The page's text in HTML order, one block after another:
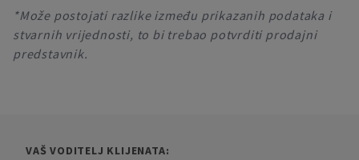
*Može postojati razlike između prikazanih podataka i
stvarnih vrijednosti, to bi trebao potvrditi prodajni
predstavnik.
VAŠ VODITELJ KLIJENATA: